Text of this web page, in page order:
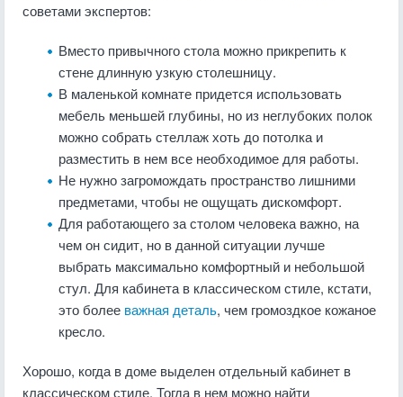
советами экспертов:
Вместо привычного стола можно прикрепить к
стене длинную узкую столешницу.
В маленькой комнате придется использовать
мебель меньшей глубины, но из неглубоких полок
можно собрать стеллаж хоть до потолка и
разместить в нем все необходимое для работы.
Не нужно загромождать пространство лишними
предметами, чтобы не ощущать дискомфорт.
Для работающего за столом человека важно, на
чем он сидит, но в данной ситуации лучше
выбрать максимально комфортный и небольшой
стул. Для кабинета в классическом стиле, кстати,
это более важная деталь, чем громоздкое кожаное
кресло.
Хорошо, когда в доме выделен отдельный кабинет в
классическом стиле. Тогда в нем можно найти